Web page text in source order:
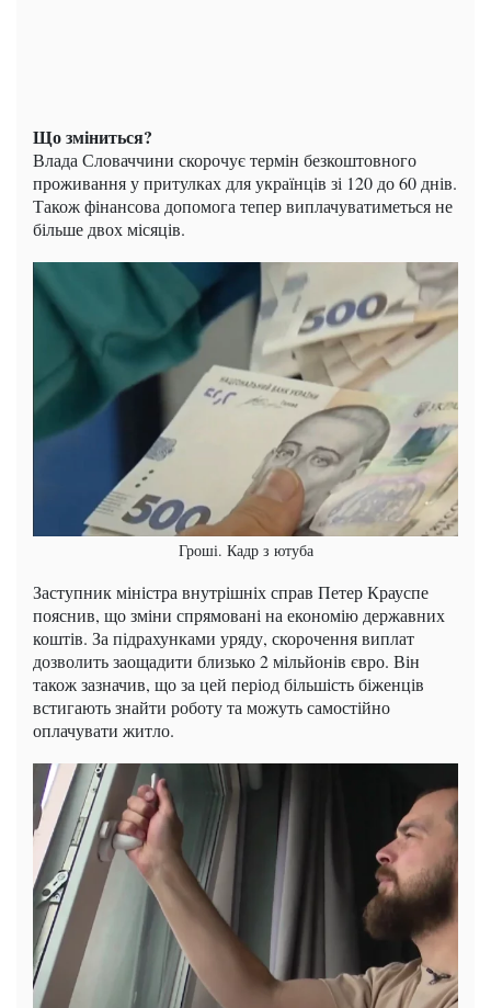
Що зміниться?
Влада Словаччини скорочує термін безкоштовного
проживання у притулках для українців зі 120 до 60 днів.
Також фінансова допомога тепер виплачуватиметься не
більше двох місяців.
Гроші. Кадр з ютуба
Заступник міністра внутрішніх справ Петер Крауспе
пояснив, що зміни спрямовані на економію державних
коштів. За підрахунками уряду, скорочення виплат
дозволить заощадити близько 2 мільйонів євро. Він
також зазначив, що за цей період більшість біженців
встигають знайти роботу та можуть самостійно
оплачувати житло.